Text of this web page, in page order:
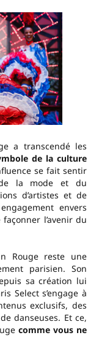
a transcendé les
de la culture
se fait sentir
la mode et du
d’artistes et de
envers
l’avenir du
Rouge reste une
parisien. Son
sa création lui
Select s’engage à
exclusifs, des
danseuses. Et ce,
comme vous ne